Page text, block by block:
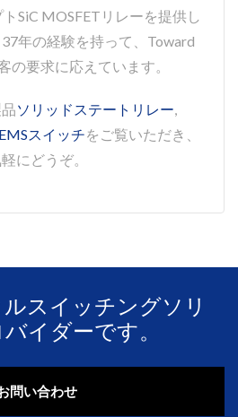
SiC MOSFETリレーを提供し
年の経験を持って、Toward
の要求に応えています。
ソリッドステートリレー,
スイッチをご覧いただき、
にどうぞ。
スイッチングソリ
イダーです。
問い合わせ